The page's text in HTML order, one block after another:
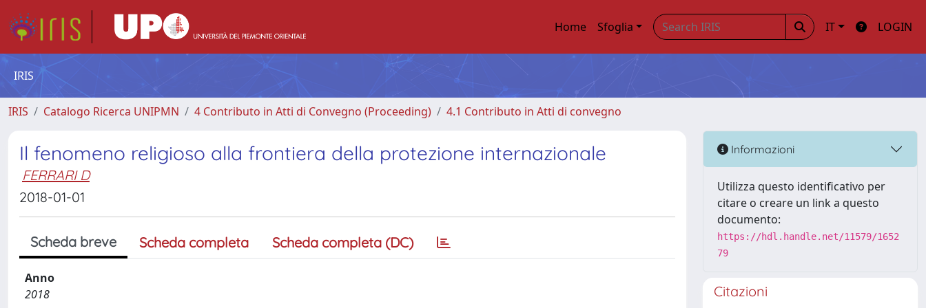
Home Sfoglia IT LOGIN
IRIS
IRIS Catalogo Ricerca UNIPMN 4 Contributo in Atti di Convegno (Proceeding) 4.1 Contributo in Atti di convegno
Il fenomeno religioso alla frontiera della protezione internazionale
FERRARI D
2018-01-01
Scheda breve Scheda completa Scheda completa (DC)
Anno
2018
Informazioni
Utilizza questo identificativo per
citare o creare un link a questo
documento:
https://hdl.handle.net/11579/1652
79
Citazioni